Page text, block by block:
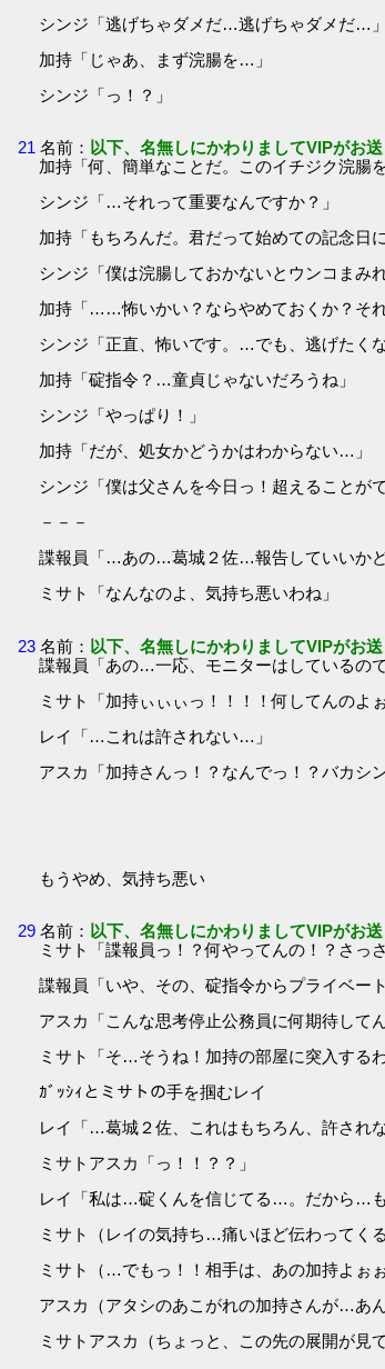
シンジ「逃げちゃダメだ…逃げちゃダメだ…」
加持「じゃあ、まず浣腸を…」
シンジ「っ！？」
21 名前： 以下、名無しにかわりましてVIPがお
加持「何、簡単なことだ。このイチジク浣腸
シンジ「…それって重要なんですか？」
加持「もちろんだ。君だって始めての記念日
シンジ「僕は浣腸しておかないとウンコまみ
加持「……怖いかい？ならやめておくか？そ
シンジ「正直、怖いです。…でも、逃げたく
加持「碇指令？…童貞じゃないだろうね」
シンジ「やっぱり！」
加持「だが、処女かどうかはわからない…」
シンジ「僕は父さんを今日っ！超えることが
－－－
諜報員「…あの…葛城２佐…報告していいか
ミサト「なんなのよ、気持ち悪いわね」
23 名前： 以下、名無しにかわりましてVIPがお
諜報員「あの…一応、モニターはしているの
ミサト「加持ぃぃぃっ！！！！何してんのよ
レイ「…これは許されない…」
アスカ「加持さんっ！？なんでっ！？バカシ
もうやめ、気持ち悪い
29 名前： 以下、名無しにかわりましてVIPがお
ミサト「諜報員っ！？何やってんの！？さっ
諜報員「いや、その、碇指令からプライベー
アスカ「こんな思考停止公務員に何期待して
ミサト「そ…そうね！加持の部屋に突入するわ
ｶﾞｯｼｨとミサトの手を掴むレイ
レイ「…葛城２佐、これはもちろん、許さ
ミサトアスカ「っ！！？？」
レイ「私は…碇くんを信じてる…。だから…
ミサト（レイの気持ち…痛いほど伝わってく
ミサト（…でもっ！！相手は、あの加持よぉ
アスカ（アタシのあこがれの加持さんが…あ
ミサトアスカ（ちょっと、この先の展開が見